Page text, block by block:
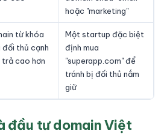
hoặc "marketing"
từ khóa
đối thủ cạnh
trả cao hơn
Một startup đặc biệt
định mua
"superapp.com" để
tránh bị đối thủ nắm
giữ
đầu tư domain Việt